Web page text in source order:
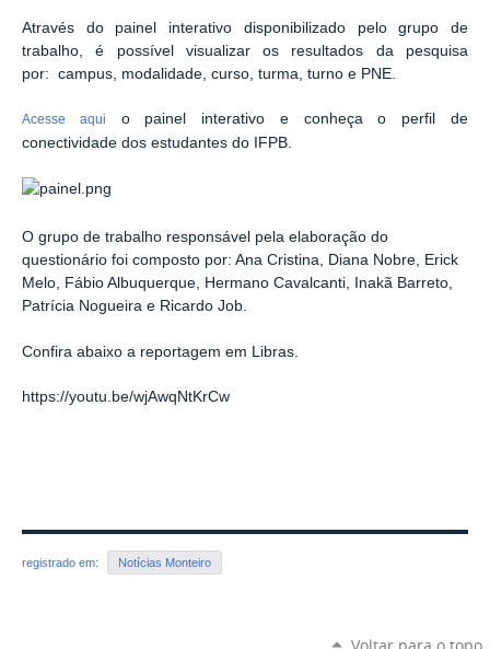
Através do painel interativo disponibilizado pelo grupo de
trabalho, é possível visualizar os resultados da pesquisa
por: campus, modalidade, curso, turma, turno e PNE.
Acesse aqui o painel interativo e conheça o perfil de
conectividade dos estudantes do IFPB.
O grupo de trabalho responsável pela elaboração do
questionário foi composto por: Ana Cristina, Diana Nobre, Erick
Melo, Fábio Albuquerque, Hermano Cavalcanti, Inakã Barreto,
Patrícia Nogueira e Ricardo Job.
Confira abaixo a reportagem em Libras.
https://youtu.be/wjAwqNtKrCw
registrado em: Notícias Monteiro
Voltar para o topo